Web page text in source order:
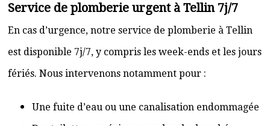
Service de plomberie urgent à Tellin 7j/7
En cas d’urgence, notre service de plomberie à Tellin
est disponible 7j/7, y compris les week-ends et les jours
fériés. Nous intervenons notamment pour :
Une fuite d’eau ou une canalisation endommagée